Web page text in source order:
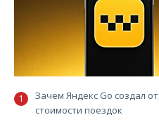
Зачем Яндекс Go создал
стоимости поездок